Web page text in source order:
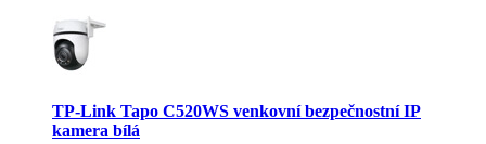
TP-Link Tapo C520WS venkovní bezpečnostní IP
kamera bílá